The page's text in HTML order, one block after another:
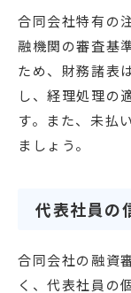
合同会社特有の
融機関の審査基
ため、財務諸表
し、経理処理の
す。また、未払
ましょう。
代表社員の
合同会社の融資
く、代表社員の